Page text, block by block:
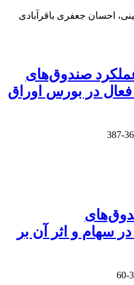
احسان جعفری باقرآبادی
صندوق‌های
در بورس اوراق
366-
سهام و اثر آن بر